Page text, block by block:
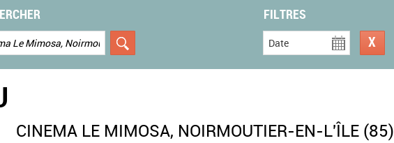
FILTRES
Date
CINEMA LE MIMOSA, NOIRMOUTIER-EN-L'ÎLE (85)